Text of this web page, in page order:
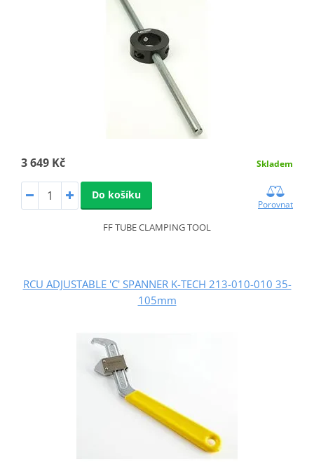
3 649 Kč Skladem
Do košíku
Porovnat
FF TUBE CLAMPING TOOL
RCU ADJUSTABLE 'C' SPANNER K-TECH 213-010-010 35-
105mm